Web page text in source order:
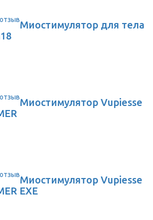
Миостимулятор для тела
Миостимулятор Vupiesse
Миостимулятор Vupiesse
EXE